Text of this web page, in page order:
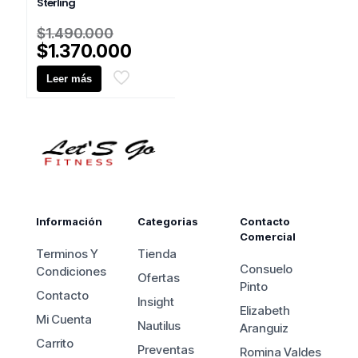
$1.490.000
precio
original
era:
$1.370.000
Leer más
Información
Terminos Y
Condiciones
Contacto
Mi Cuenta
Carrito
Categorias
Tienda
Ofertas
Insight
Nautilus
Preventas
Contacto
Comercial
Consuelo
Pinto
Elizabeth
Aranguiz
Romina Valdes